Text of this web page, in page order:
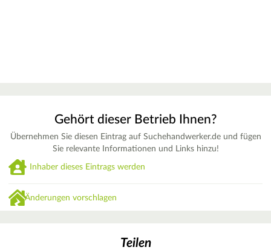
Gehört dieser Betrieb Ihnen?
Übernehmen Sie diesen Eintrag auf Suchehandwerker.de und fügen
Sie relevante Informationen und Links hinzu!
Inhaber dieses Eintrags werden
Änderungen vorschlagen
Teilen